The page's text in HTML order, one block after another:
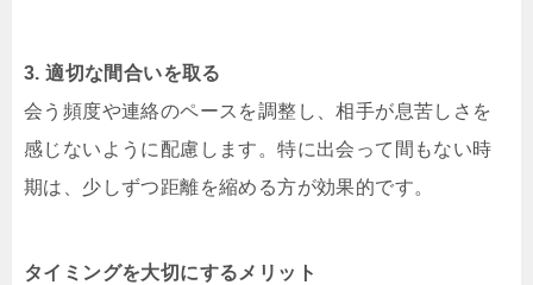
3. 適切な間合いを取る
会う頻度や連絡のペースを調整し、相手が息苦しさを
感じないように配慮します。特に出会って間もない時
期は、少しずつ距離を縮める方が効果的です。
タイミングを大切にするメリット